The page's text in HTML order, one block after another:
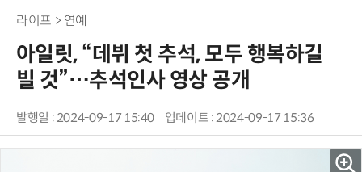
라이프 > 연예
아일릿, “데뷔 첫 추석, 모두 행복하길
빌 것”…추석인사 영상 공개
발행일 : 2024-09-17 15:40 업데이트 : 2024-09-17 15:36